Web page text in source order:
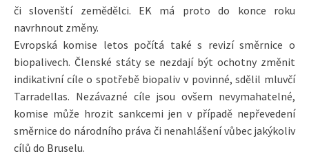
či slovenští zemědělci. EK má proto do konce roku
navrhnout změny.
Evropská komise letos počítá také s revizí směrnice o
biopalivech. Členské státy se nezdají být ochotny změnit
indikativní cíle o spotřebě biopaliv v povinné, sdělil mluvčí
Tarradellas. Nezávazné cíle jsou ovšem nevymahatelné,
komise může hrozit sankcemi jen v případě nepřevedení
směrnice do národního práva či nenahlášení vůbec jakýkoliv
cílů do Bruselu.